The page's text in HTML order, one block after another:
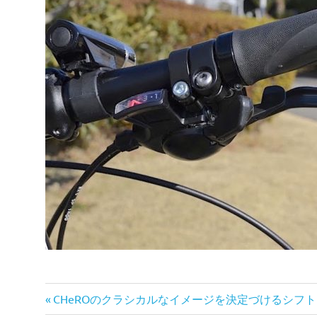
投
前
CHeROのクラシカルなイメージを決定づけるシフ